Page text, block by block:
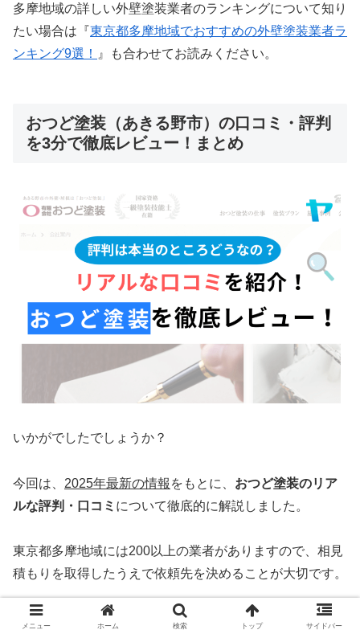
多摩地域の詳しい外壁塗装業者のランキングについて知り
たい場合は『東京都多摩地域でおすすめの外壁塗装業者ラ
ンキング9選！
』も合わせてお読みください。
おつど塗装（あきる野市）の口コミ・評判
を3分で徹底レビュー！まとめ
いかがでしたでしょうか？
今回は、 2025年最新の情報 をもとに、 おつど塗装のリア
ルな評判・口コミ について徹底的に解説しました。
東京都多摩地域には200以上の業者がありますので、相見
積もりを取得したうえで依頼先を決めることが大切です。
あきる野市での屋根修理・外壁塗装でおすすめの業者は、
メニュー ホーム 検索 トップ サイドバー